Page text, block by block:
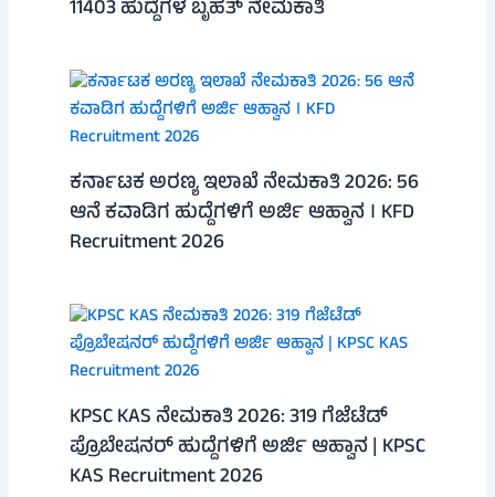
11403 ಹುದ್ದೆಗಳ ಬೃಹತ್ ನೇಮಕಾತಿ
ಕರ್ನಾಟಕ ಅರಣ್ಯ ಇಲಾಖೆ ನೇಮಕಾತಿ 2026: 56
ಆನೆ ಕವಾಡಿಗ ಹುದ್ದೆಗಳಿಗೆ ಅರ್ಜಿ ಆಹ್ವಾನ । KFD
Recruitment 2026
KPSC KAS ನೇಮಕಾತಿ 2026: 319 ಗೆಜೆಟೆಡ್
ಪ್ರೊಬೇಷನರ್ ಹುದ್ದೆಗಳಿಗೆ ಅರ್ಜಿ ಆಹ್ವಾನ | KPSC
KAS Recruitment 2026